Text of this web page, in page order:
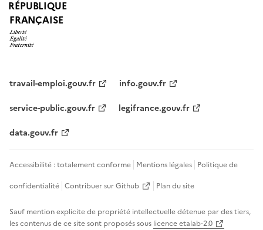
RÉPUBLIQUE
FRANÇAISE
travail-emploi.gouv.fr
info.gouv.fr
service-public.gouv.fr
legifrance.gouv.fr
data.gouv.fr
Accessibilité : totalement conforme Mentions légales Politique de
confidentialité Contribuer sur Github Plan du site
Sauf mention explicite de propriété intellectuelle détenue par des tiers,
les contenus de ce site sont proposés sous licence etalab-2.0